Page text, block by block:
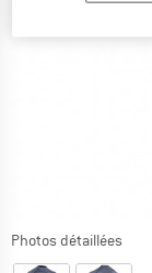
Photos détaillées